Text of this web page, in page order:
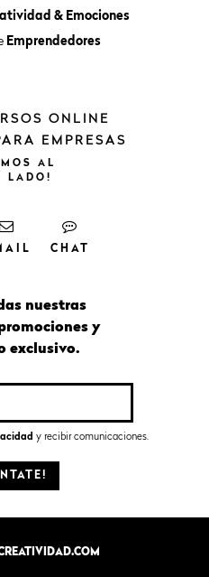
& Emociones
Emprendedores
ONLINE
EMPRESAS
nuestras
y
exclusivo.
y recibir comunicaciones.
AL
LADO!
CHAT